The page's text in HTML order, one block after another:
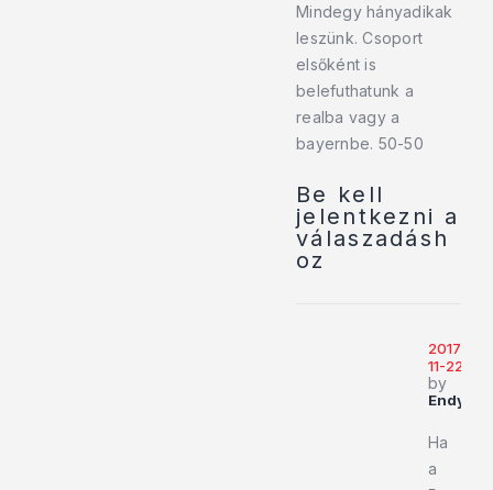
Mindegy hányadikak
leszünk. Csoport
elsőként is
belefuthatunk a
realba vagy a
bayernbe. 50-50
Be kell
jelentkezni a
válaszadásh
oz
2017-
11-22
by
Endy919
Ha
a